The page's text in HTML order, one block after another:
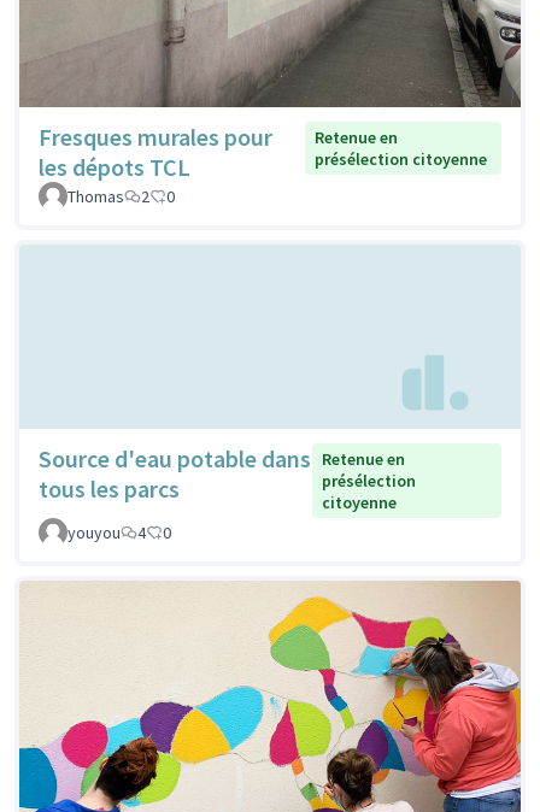
Fresques murales pour
les dépots TCL
Retenue en
présélection citoyenne
Thomas
2 0
Source d'eau potable dans
tous les parcs
Retenue en
présélection
citoyenne
youyou
4 0